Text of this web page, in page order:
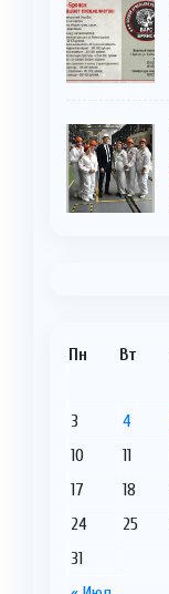
Пн Вт
3
4
10
11
17
18
24
25
31